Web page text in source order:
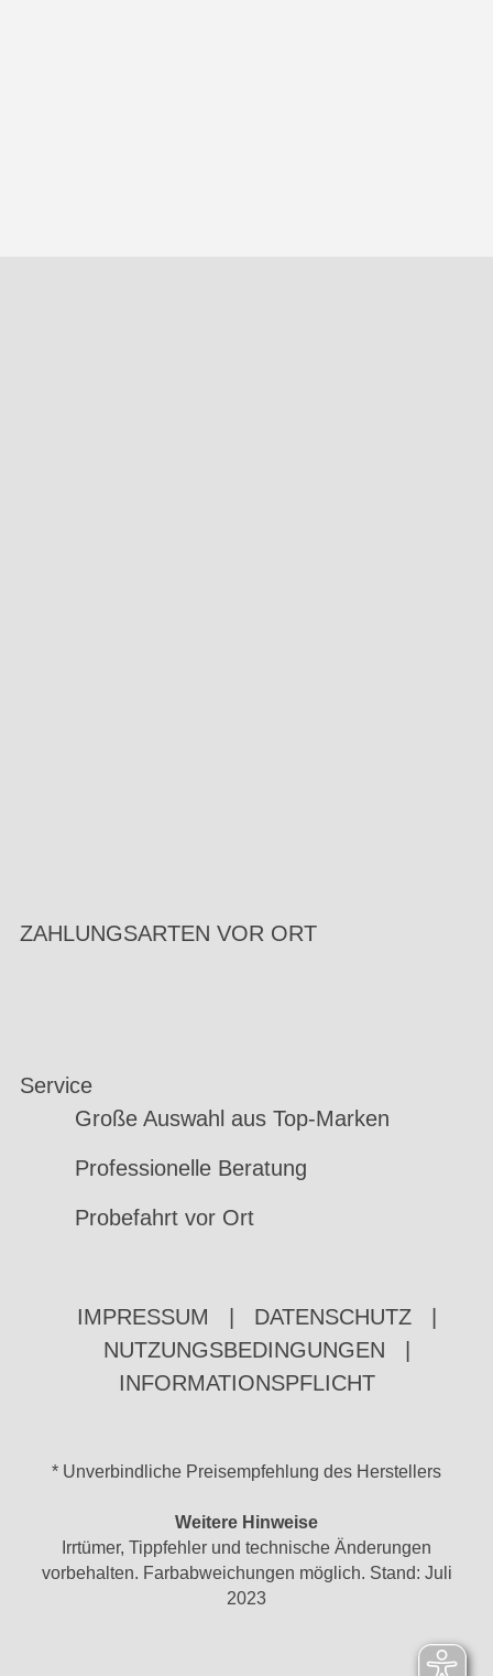
ZAHLUNGSARTEN VOR ORT
Service
Große Auswahl aus Top-Marken
Professionelle Beratung
Probefahrt vor Ort
IMPRESSUM DATENSCHUTZ
NUTZUNGSBEDINGUNGEN
INFORMATIONSPFLICHT
* Unverbindliche Preisempfehlung des Herstellers
Weitere Hinweise
Irrtümer, Tippfehler und technische Änderungen
vorbehalten. Farbabweichungen möglich. Stand: Juli
2023